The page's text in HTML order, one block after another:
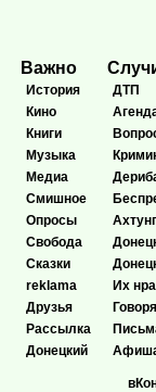
Важно
История
Кино
Книги
Музыка
Медиа
Смишное
Опросы
Свобода
Сказки
reklama
Друзья
Рассылка
Донецкий
ДТП
Ахтунг
Их